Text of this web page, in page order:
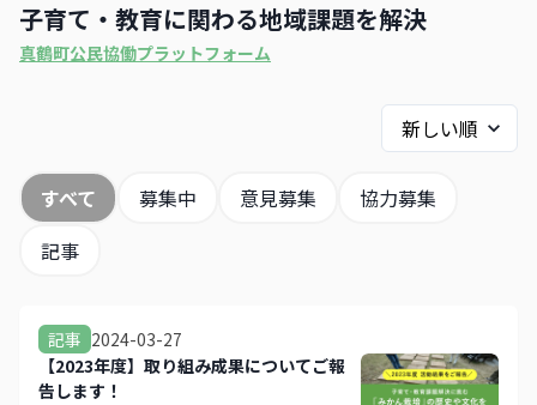
子育て・教育に関わる地域課題を解決
真鶴町公民協働プラットフォーム
すべて 募集中 意見募集
協力募集
記事
記事 2024-03-27
【2023年度】取り組み成果についてご報
告します！